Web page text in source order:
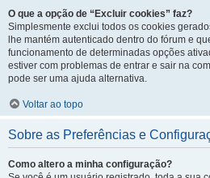
O que a opção de “Excluir cookies” faz?
Simplesmente exclui todos os cookies
lhe mantém autenticado dentro do fórum e
funcionamento de determinadas opções
estiver com problemas de entrar e sair na
pode ser uma ajuda alternativa.
Voltar ao topo
Sobre as Preferências e
Como altero a minha configuração?